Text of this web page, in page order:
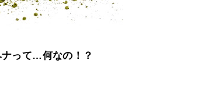
って…何なの！？